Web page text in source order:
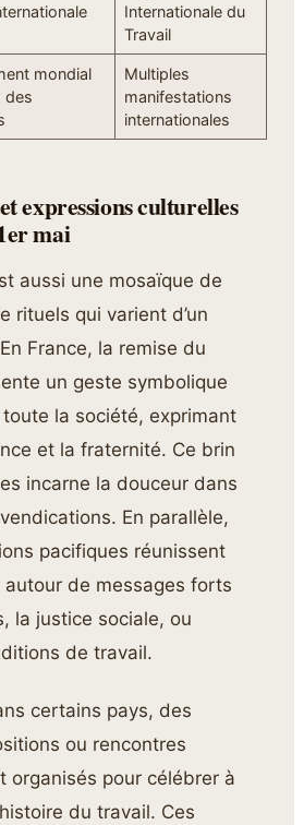
Internationale du
Travail
mondial
des
Multiples
manifestations
internationales
expressions culturelles
mai
aussi une mosaïque de
rituels qui varient d’un
France, la remise du
un geste symbolique
la société, exprimant
et la fraternité. Ce brin
incarne la douceur dans
En parallèle,
pacifiques réunissent
autour de messages forts
la justice sociale, ou
de travail.
certains pays, des
ou rencontres
organisés pour célébrer à
du travail. Ces